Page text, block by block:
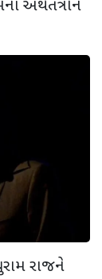
અર્થતંત્રોને
રાજને